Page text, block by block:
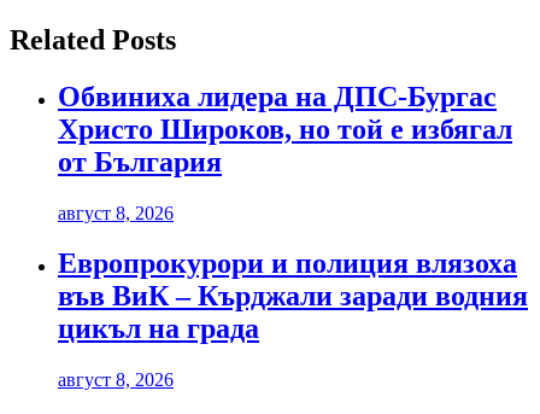
Related Posts
Обвиниха лидера на ДПС-Бургас
Христо Широков, но той е избягал
от България
август 8, 2026
Европрокурори и полиция влязоха
във ВиК – Кърджали заради водния
цикъл на града
август 8, 2026